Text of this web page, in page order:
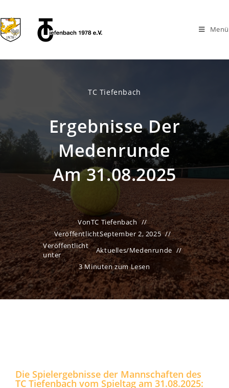
Menü
TC Tiefenbach
Ergebnisse Der
Medenrunde
Am 31.08.2025
VonTC Tiefenbach
VeröffentlichtSeptember 2, 2025
Veröffentlicht
unter
Aktuelles/Medenrunde
3 Minuten zum Lesen
Die Spielergebnisse der Mannschaften des
TC Tiefenbach vom Spieltag am 31.08.2025: